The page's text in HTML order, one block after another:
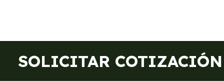
SOLICITAR COTIZACIÓN